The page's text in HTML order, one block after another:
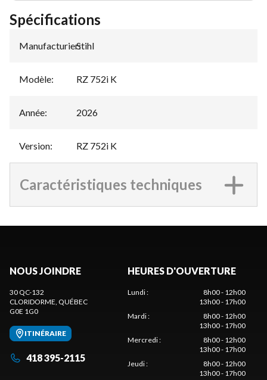
Spécifications
Manufacturier:
Stihl
Modèle: RZ 752i K
Année: 2026
Version: RZ 752i K
Caractéristiques techniques
NOUS JOINDRE
30 QC-132
CLORIDORME, QUÉBEC
G0E 1G0
ITINÉRAIRE
418 395-2115
HEURES D'OUVERTURE
Lundi:
8h00 - 12h00
13h00 - 17h00
Mardi:
8h00 - 12h00
13h00 - 17h00
Mercredi:
8h00 - 12h00
13h00 - 17h00
Jeudi:
8h00 - 12h00
13h00 - 17h00